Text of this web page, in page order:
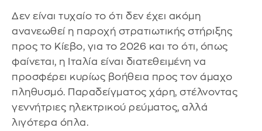
Δεν είναι τυχαίο το ότι δεν έχει ακόμη
ανανεωθεί η παροχή στρατιωτικής στήριξης
προς το Κίεβο, για το 2026 και το ότι, όπως
φαίνεται, η Ιταλία είναι διατεθειμένη να
προσφέρει κυρίως βοήθεια προς τον άμαχο
πληθυσμό. Παραδείγματος χάρη, στέλνοντας
γεννήτριες ηλεκτρικού ρεύματος, αλλά
λιγότερα όπλα.